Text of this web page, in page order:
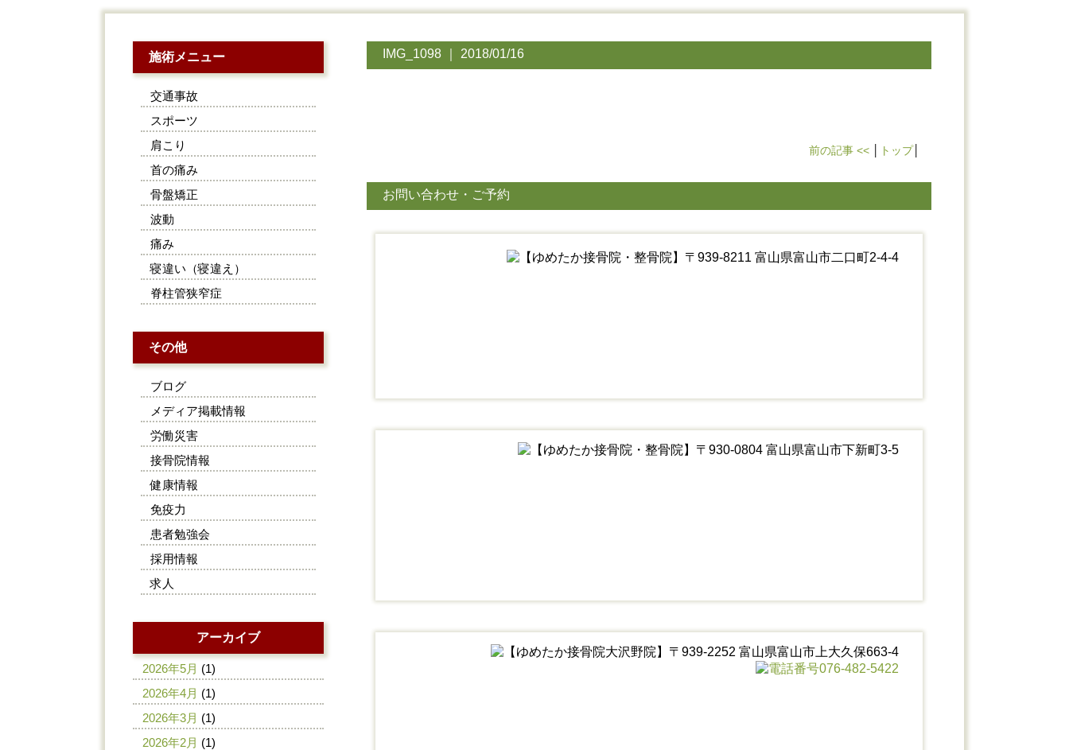
IMG_1098 ｜ 2018/01/16
前の記事 << トップ│
お問い合わせ・ご予約
施術メニュー
交通事故
スポーツ
肩こり
首の痛み
骨盤矯正
波動
痛み
寝違い（寝違え）
脊柱管狭窄症
その他
ブログ
メディア掲載情報
労働災害
接骨院情報
健康情報
免疫力
患者勉強会
採用情報
求人
アーカイブ
2026年5月 (1)
2026年4月 (1)
2026年3月 (1)
2026年2月 (1)